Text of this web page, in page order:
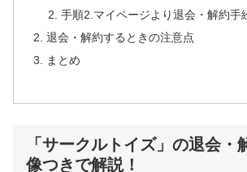
手順2.マイページより退会・解約手
退会・解約するときの注意点
まとめ
「サークルトイズ」の退会・
像つきで解説！